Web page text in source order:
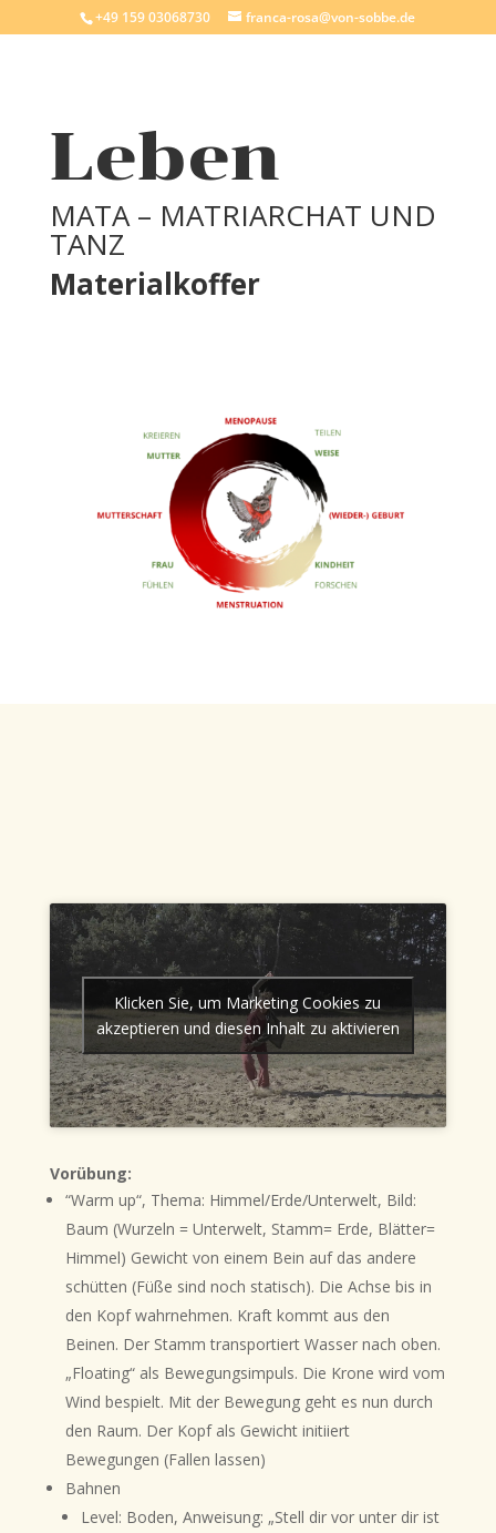
+49 159 03068730 franca-rosa@von-sobbe.de
Leben
MATA– MATRIARCHAT UND
TANZ
Materialkoffer
Klicken Sie, um Marketing Cookies zu
akzeptieren und diesen Inhalt zu aktivieren
Vorübung:
“Warm up“, Thema: Himmel/Erde/Unterwelt, Bild:
Baum (Wurzeln = Unterwelt, Stamm= Erde, Blätter=
Himmel) Gewicht von einem Bein auf das andere
schütten (Füße sind noch statisch). Die Achse bis in
den Kopf wahrnehmen. Kraft kommt aus den
Beinen. Der Stamm transportiert Wasser nach oben.
„Floating“ als Bewegungsimpuls. Die Krone wird vom
Wind bespielt. Mit der Bewegung geht es nun durch
den Raum. Der Kopf als Gewicht initiiert
Bewegungen (Fallen lassen)
Bahnen
Level: Boden, Anweisung: „Stell dir vor unter dir ist